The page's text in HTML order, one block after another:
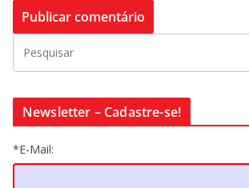
Newsletter – Cadastre-se!
*E-Mail: